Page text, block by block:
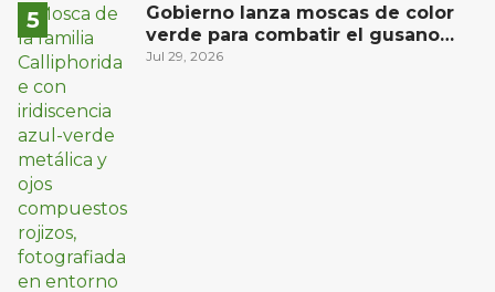
Gobierno lanza moscas de color
verde para combatir el gusano
barrenador: no las mates
Jul 29, 2026